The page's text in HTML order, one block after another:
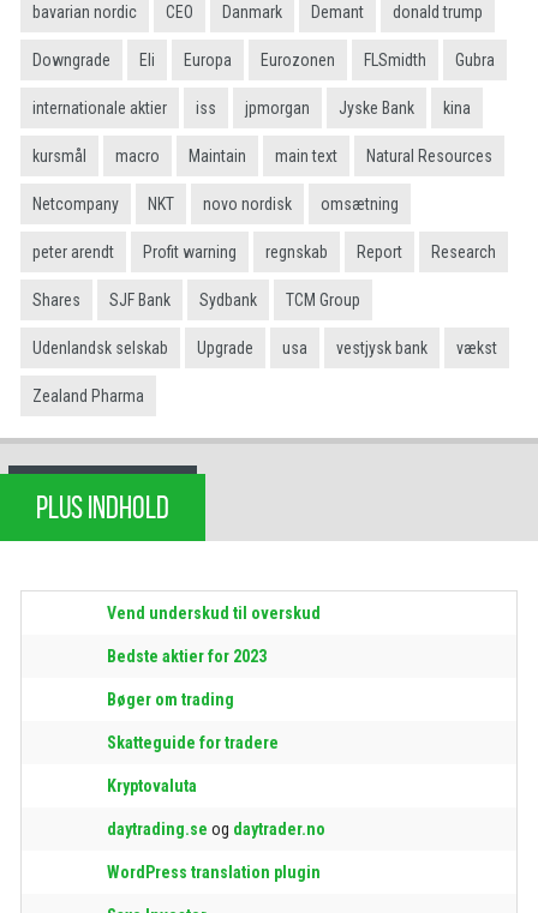
bavarian nordic CEO Danmark Demant donald trump
Downgrade Eli Europa Eurozonen FLSmidth Gubra
internationale aktier iss jpmorgan Jyske Bank kina
kursmål macro Maintain main text Natural Resources
Netcompany NKT novo nordisk omsætning
peter arendt Profit warning regnskab Report Research
Shares SJF Bank Sydbank TCM Group
Udenlandsk selskab Upgrade usa vestjysk bank vækst
Zealand Pharma
PLUS INDHOLD
Vend underskud til overskud
Bedste aktier for 2023
Bøger om trading
Skatteguide for tradere
Kryptovaluta
daytrading.se og daytrader.no
WordPress translation plugin